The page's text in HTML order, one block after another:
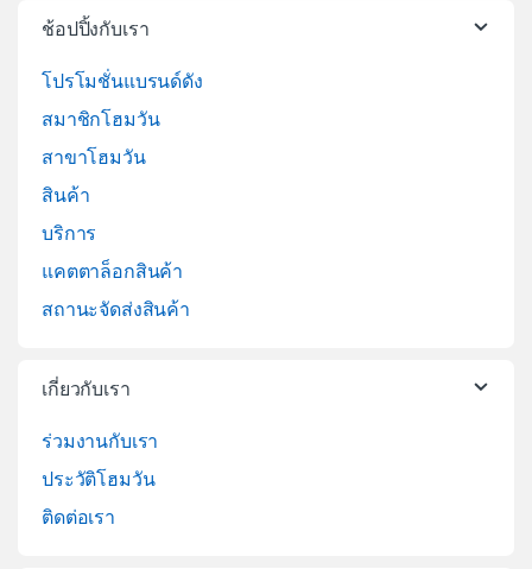
ช้อปปิ้งกับเรา
โปรโมชั่นแบรนด์ดัง
สมาชิกโฮมวัน
สาขาโฮมวัน
สินค้า
บริการ
แคตตาล็อกสินค้า
สถานะจัดส่งสินค้า
เกี่ยวกับเรา
ร่วมงานกับเรา
ประวัติโฮมวัน
ติดต่อเรา